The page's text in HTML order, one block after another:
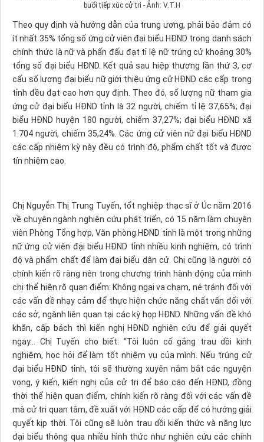
buổi tiếp xúc cử tri - Ảnh: V.T.H​
Theo quy định và hướng dẫn của trung ương, phải bảo đảm có
ít nhất 35% tổng số ứng cử viên đại biểu HĐND trong danh sách
chính thức là nữ và phấn đấu đạt tỉ lệ nữ trúng cử khoảng 30%
tổng số đại biểu HĐND. Kết quả sau hiệp thương lần thứ 3, cơ
cấu số lượng đại biểu nữ giới thiệu ứng cử HĐND các cấp trong
tỉnh đều đạt cao hơn quy định. Theo đó, số lượng nữ tham gia
ứng cử đại biểu HĐND tỉnh là 32 người, chiếm tỉ lệ 37,65%; đại
biểu HĐND huyện 180 người, chiếm 37,27%; đại biểu HĐND xã
1.704 người, chiếm 35,24%. Các ứng cử viên nữ đại biểu HĐND
các cấp nhiệm kỳ này đều có trình độ, phẩm chất tốt và được
tín nhiệm cao.
Chị Nguyễn Thị Trung Tuyến, tốt nghiệp thạc sĩ ở Úc năm 2016
về chuyên ngành nghiên cứu phát triển, có 15 năm làm chuyên
viên Phòng Tổng hợp, Văn phòng HĐND tỉnh là một trong những
nữ ứng cử viên đại biểu HĐND tỉnh nhiều kinh nghiệm, có trình
độ và phẩm chất để làm đại biểu dân cử. Chị cũng là người có
chính kiến rõ ràng nên trong chương trình hành động của mình
chị thể hiện rõ quan điểm: Không ngại va chạm, né tránh đối với
các vấn đề nhạy cảm để thực hiện chức năng chất vấn đối với
các sở, ngành liên quan tại các kỳ họp HĐND. Những vấn đề khó
khăn, cấp bách thì kiến nghị HĐND nghiên cứu để giải quyết
ngay... Chị Tuyến cho biết: “Tôi luôn cố gắng trau dồi kinh
nghiệm, học hỏi để làm tốt nhiệm vụ của mình. Nếu trúng cử
đại biểu HĐND tỉnh, tôi sẽ thường xuyên nắm bắt các nguyện
vọng, ý kiến, kiến nghị của cử tri để báo cáo đến HĐND, đồng
thời thể hiện quan điểm, chính kiến rõ ràng đối với các vấn đề
mà cử tri quan tâm, đề xuất với HĐND các cấp để có hướng giải
quyết kịp thời. Tôi cũng sẽ luôn trau dồi kiến thức và năng lực
đại biểu thông qua nhiều hình thức như nghiên cứu các chính